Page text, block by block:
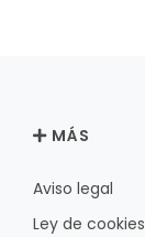
MÁS
Aviso legal
Ley de cookies